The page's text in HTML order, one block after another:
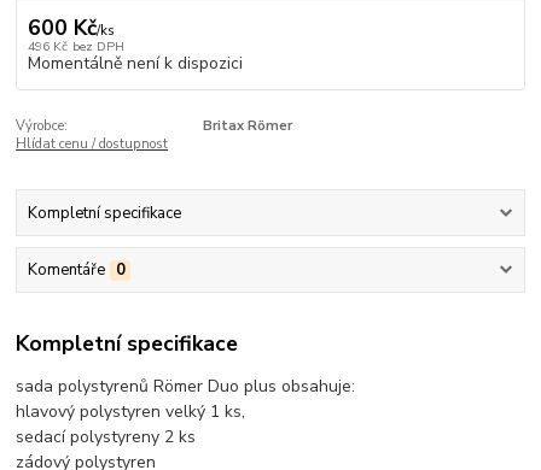
600 Kč/ks
496 Kč bez DPH
Momentálně není k dispozici
Výrobce:
Britax Römer
Hlídat cenu / dostupnost
Kompletní specifikace
Komentáře 0
Kompletní specifikace
sada polystyrenů Römer Duo plus obsahuje:
hlavový polystyren velký 1 ks,
sedací polystyreny 2 ks
zádový polystyren